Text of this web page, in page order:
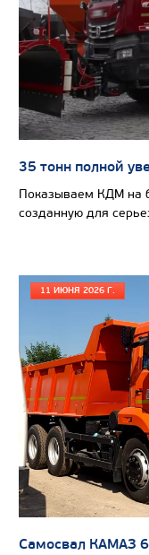
САМОСВАЛ
Цена по
35 тонн полной
Показываем КДМ на
созданную для
11 ИЮНЯ 2026 Г.
Самосвал КАМАЗ